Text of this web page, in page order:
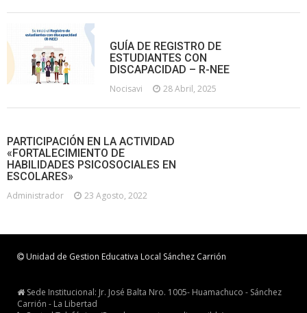
GUÍA DE REGISTRO DE
ESTUDIANTES CON
DISCAPACIDAD – R-NEE
Nocisavi 28 Abril, 2025
PARTICIPACIÓN EN LA ACTIVIDAD
«FORTALECIMIENTO DE
HABILIDADES PSICOSOCIALES EN
ESCOLARES»
Administrador 23 Agosto, 2022
Unidad de Gestion Educativa Local Sánchez Carrión
Sede Institucional: Jr. José Balta Nro. 1005- Huamachuco - Sánchez
Carrión - La Libertad